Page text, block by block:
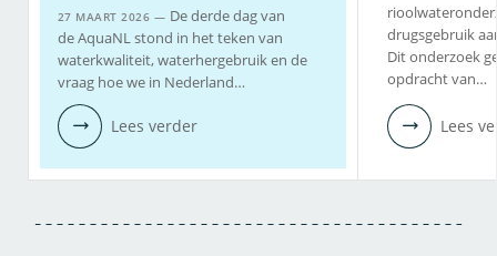
27 MAART 2026 — De derde dag van
de AquaNL stond in het teken van
waterkwaliteit, waterhergebruik en de
vraag hoe we in Nederland…
Lees verder
drugsgebruik
Dit onderzoek
opdracht van…
Lees